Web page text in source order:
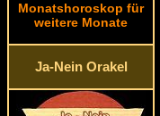
Monatshoroskop für
weitere Monate
Ja-Nein Orakel